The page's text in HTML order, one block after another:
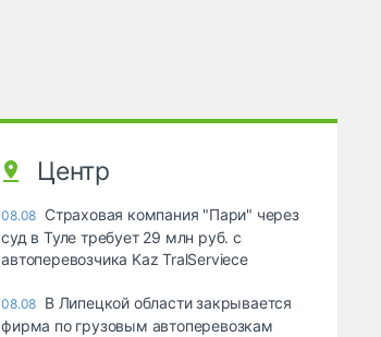
Центр
08.08 Страховая компания "Пари" через
суд в Туле требует 29 млн руб. с
автоперевозчика Kaz TralServiece
08.08 В Липецкой области закрывается
фирма по грузовым автоперевозкам